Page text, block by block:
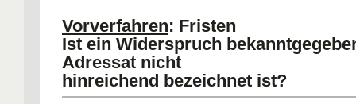
Vorverfahren: Fristen
Ist ein Widerspruch
Adressat nicht
hinreichend bezeichnet ist?